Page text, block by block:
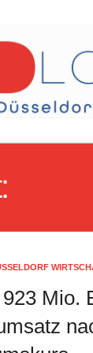
Mio.